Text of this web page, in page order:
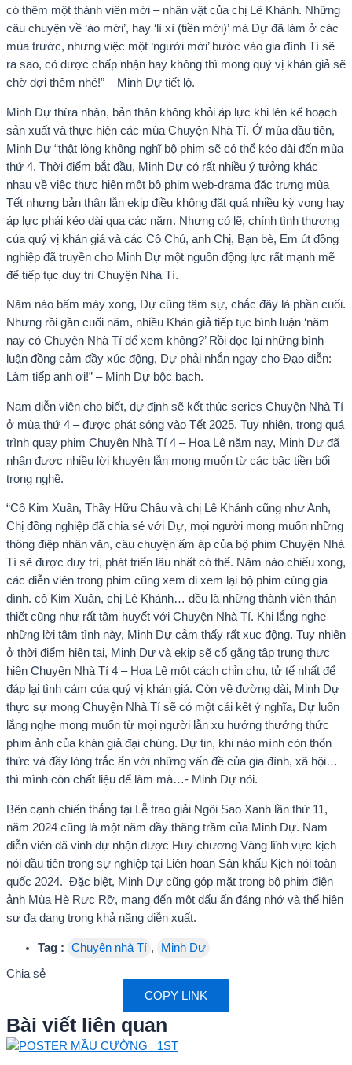
có thêm một thành viên mới – nhân vật của chị Lê Khánh. Những
câu chuyện về ‘áo mới’, hay ‘lì xì (tiền mới)’ mà Dự đã làm ở các
mùa trước, nhưng việc một ‘người mới’ bước vào gia đình Tí sẽ
ra sao, có được chấp nhận hay không thì mong quý vị khán giả sẽ
chờ đợi thêm nhé!” – Minh Dự tiết lộ.
Minh Dự thừa nhận, bản thân không khỏi áp lực khi lên kế hoạch
sản xuất và thực hiện các mùa Chuyện Nhà Tí. Ở mùa đầu tiên,
Minh Dự “thật lòng không nghĩ bộ phim sẽ có thể kéo dài đến mùa
thứ 4. Thời điểm bắt đầu, Minh Dự có rất nhiều ý tưởng khác
nhau về việc thực hiện một bộ phim web-drama đặc trưng mùa
Tết nhưng bản thân lẫn ekip điều không đặt quá nhiều kỳ vọng hay
áp lực phải kéo dài qua các năm. Nhưng có lẽ, chính tình thương
của quý vị khán giả và các Cô Chú, anh Chị, Bạn bè, Em út đồng
nghiệp đã truyền cho Minh Dự một nguồn động lực rất mạnh mẽ
để tiếp tục duy trì Chuyện Nhà Tí.
Năm nào bấm máy xong, Dự cũng tâm sự, chắc đây là phần cuối.
Nhưng rồi gần cuối năm, nhiều Khán giả tiếp tục bình luận ‘năm
nay có Chuyện Nhà Tí để xem không?’ Rồi đọc lại những bình
luận đồng cảm đầy xúc động, Dự phải nhắn ngay cho Đạo diễn:
Làm tiếp anh ơi!” – Minh Dự bộc bạch.
Nam diễn viên cho biết, dự định sẽ kết thúc series Chuyện Nhà Tí
ở mùa thứ 4 – được phát sóng vào Tết 2025. Tuy nhiên, trong quá
trình quay phim Chuyện Nhà Tí 4 – Hoa Lệ năm nay, Minh Dự đã
nhận được nhiều lời khuyên lẫn mong muốn từ các bậc tiền bối
trong nghề.
“Cô Kim Xuân, Thầy Hữu Châu và chị Lê Khánh cũng như Anh,
Chị đồng nghiệp đã chia sẻ với Dự, mọi người mong muốn những
thông điệp nhân văn, câu chuyện ấm áp của bộ phim Chuyện Nhà
Tí sẽ được duy trì, phát triển lâu nhất có thể. Năm nào chiếu xong,
các diễn viên trong phim cũng xem đi xem lại bộ phim cùng gia
đình. cô Kim Xuân, chị Lê Khánh… đều là những thành viên thân
thiết cũng như rất tâm huyết với Chuyện Nhà Tí. Khi lắng nghe
những lời tâm tình này, Minh Dự cảm thấy rất xuc động. Tuy nhiên
ở thời điểm hiện tại, Minh Dự và ekip sẽ cố gắng tập trung thực
hiện Chuyện Nhà Tí 4 – Hoa Lệ một cách chỉn chu, tử tế nhất để
đáp lại tình cảm của quý vị khán giả. Còn về đường dài, Minh Dự
thực sự mong Chuyện Nhà Tí sẽ có một cái kết ý nghĩa, Dự luôn
lắng nghe mong muốn từ mọi người lẫn xu hướng thưởng thức
phim ảnh của khán giả đại chúng. Dự tin, khi nào mình còn thổn
thức và đầy lòng trắc ẩn với những vấn đề của gia đình, xã hội…
thì mình còn chất liệu để làm mà…- Minh Dự nói.
Bên cạnh chiến thắng tại Lễ trao giải Ngôi Sao Xanh lần thứ 11,
năm 2024 cũng là một năm đầy thăng trầm của Minh Dự. Nam
diễn viên đã vinh dự nhận được Huy chương Vàng lĩnh vực kịch
nói đầu tiên trong sự nghiệp tại Liên hoan Sân khấu Kịch nói toàn
quốc 2024. Đặc biệt, Minh Dự cũng góp mặt trong bộ phim điện
ảnh Mùa Hè Rực Rỡ, mang đến một dấu ấn đáng nhớ và thể hiện
sự đa dạng trong khả năng diễn xuất.
Tag : Chuyện nhà Tí , Minh Dự
Chia sẻ
COPY LINK
Bài viết liên quan